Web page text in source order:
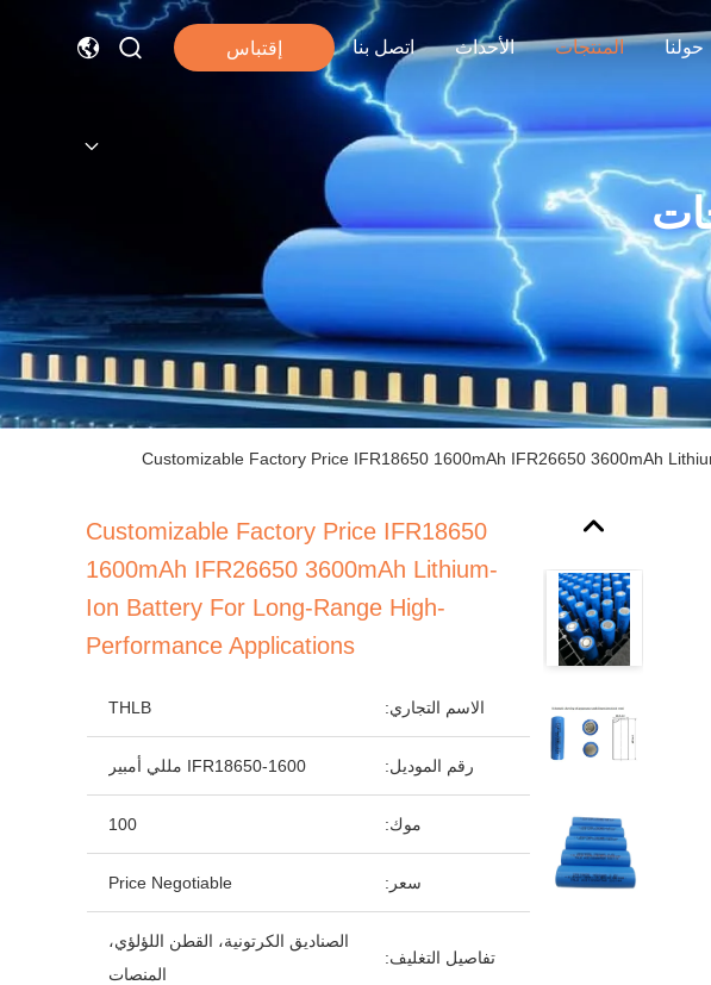
حولنا المنتجات الأحداث اتصل بنا إقتباس
Customizable Factory Price IFR18650 1600mAh IFR26650 3600mAh
Customizable Factory Price IFR18650
1600mAh IFR26650 3600mAh Lithium-
Ion Battery For Long-Range High-
Performance Applications
الاسم التجاري: THLB
رقم الموديل: IFR18650-1600 مللي أمبير
موك: 100
سعر: Price Negotiable
تفاصيل التغليف:
الصناديق الكرتونية، القطن اللؤلؤي،
المنصات